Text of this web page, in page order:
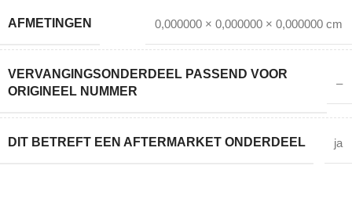
AFMETINGEN 0,000000 × 0,000000 × 0,000000 cm
VERVANGINGSONDERDEEL PASSEND VOOR
ORIGINEEL NUMMER
–
DIT BETREFT EEN AFTERMARKET ONDERDEEL ja